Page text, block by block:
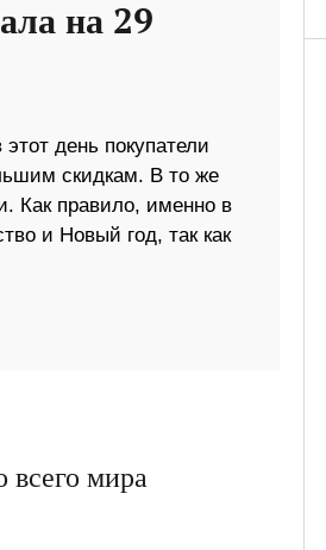
на 29
день покупатели
скидкам. В то же
Как правило, именно в
и Новый год, так как
мира